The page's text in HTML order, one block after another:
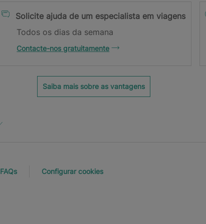
Solicite ajuda de um especialista em viagens
Todos os dias da semana
Contacte-nos gratuitamente
Saiba mais sobre as vantagens
FAQs Configurar cookies